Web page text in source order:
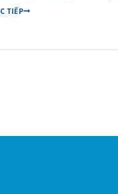
quả trong sinh hoạt hằng
TIẾP